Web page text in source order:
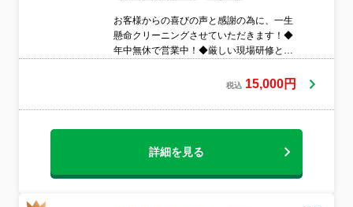
お客様からの喜びの声と感謝の為に、一生
懸命クリーニングさせていただきます！◆
年中無休で営業中！◆厳しい現場研修と座
環境に優しいエコ洗剤を使用！アレルギー
は当店が負担◆ご要望あれば、女性スタッ
税込 15,000円
詳細を見る